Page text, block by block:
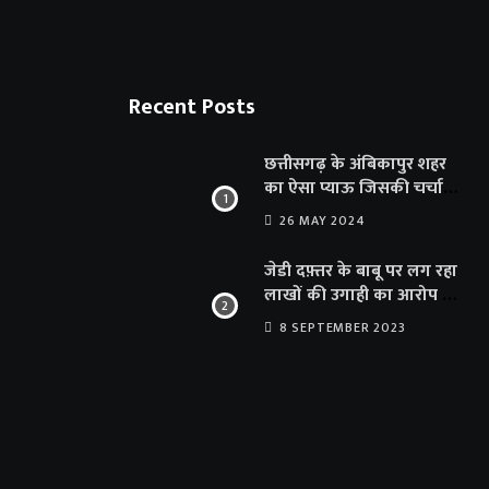
Recent Posts
छत्तीसगढ़ के अंबिकापुर शहर
का ऐसा प्याऊ जिसकी चर्चा
दूर-दूर तक… सात समुंदर पार
26 MAY 2024
जेडी दफ़्तर के बाबू पर लग रहा
लाखों की उगाही का आरोप …
संयुक्त संचालक का फर्जी
8 SEPTEMBER 2023